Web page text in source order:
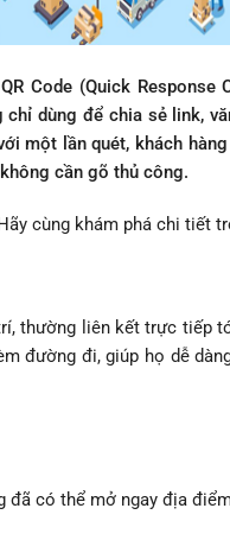
Code (Quick Response
dùng để chia sẻ link,
một lần quét, khách
cần gõ thủ công.
cùng khám phá chi tiết
thường liên kết trực tiếp
đường đi, giúp họ dễ
đã có thể mở ngay địa